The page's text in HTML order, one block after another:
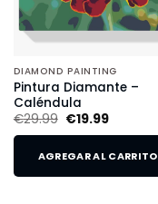
DIAMOND PAINTING
Pintura Diamante –
Caléndula
€29.99 €19.99
AGREGAR AL CARRITO